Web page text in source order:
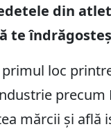
din
te
primul loc
precum
mărcii și află